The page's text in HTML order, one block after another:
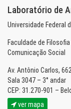
Laboratório de
Universidade Federal
Faculdade de
Comunicação Social
Av. Antônio Carlos,
Sala 3047 – 3° andar
CEP: 31.270-901 –
ver mapa